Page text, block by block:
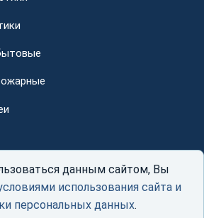
данным сайтом, Вы
использования сайта и
персональных данных.